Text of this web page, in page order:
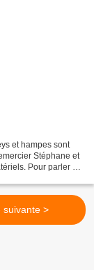
et hampes sont
Stéphane et
Pour parler un
suivante >